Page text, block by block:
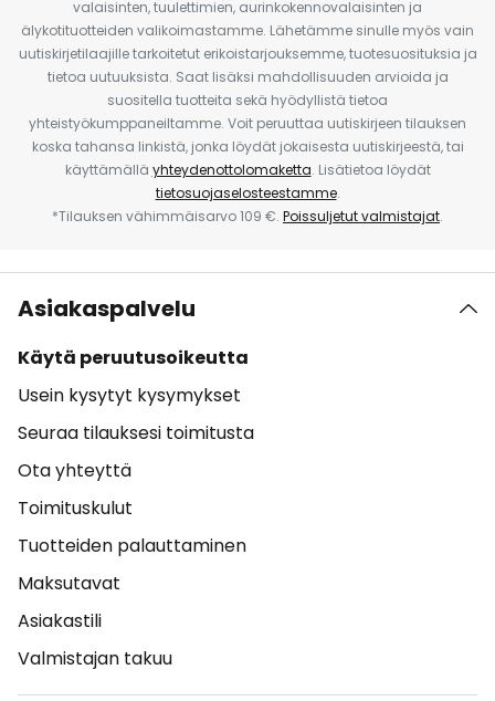
valaisinten, tuulettimien, aurinkokennovalaisinten ja
älykotituotteiden valikoimastamme. Lähetämme sinulle myös vain
uutiskirjetilaajille tarkoitetut erikoistarjouksemme, tuotesuosituksia ja
tietoa uutuuksista. Saat lisäksi mahdollisuuden arvioida ja
suositella tuotteita sekä hyödyllistä tietoa
yhteistyökumppaneiltamme. Voit peruuttaa uutiskirjeen tilauksen
koska tahansa linkistä, jonka löydät jokaisesta uutiskirjeestä, tai
käyttämällä yhteydenottolomaketta. Lisätietoa löydät
tietosuojaselosteestamme.
*Tilauksen vähimmäisarvo 109 €. Poissuljetut valmistajat.
Asiakaspalvelu
Käytä peruutusoikeutta
Usein kysytyt kysymykset
Seuraa tilauksesi toimitusta
Ota yhteyttä
Toimituskulut
Tuotteiden palauttaminen
Maksutavat
Asiakastili
Valmistajan takuu